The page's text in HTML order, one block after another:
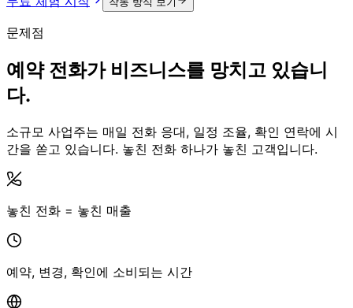
문제점
예약 전화가 비즈니스를 망치고 있습니
다.
소규모 사업주는 매일 전화 응대, 일정 조율, 확인 연락에 시
간을 쏟고 있습니다. 놓친 전화 하나가 놓친 고객입니다.
놓친 전화 = 놓친 매출
예약, 변경, 확인에 소비되는 시간